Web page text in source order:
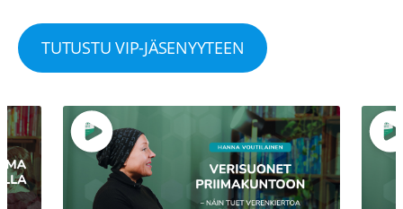
TUTUSTU VIP-JÄSENYYTEEN